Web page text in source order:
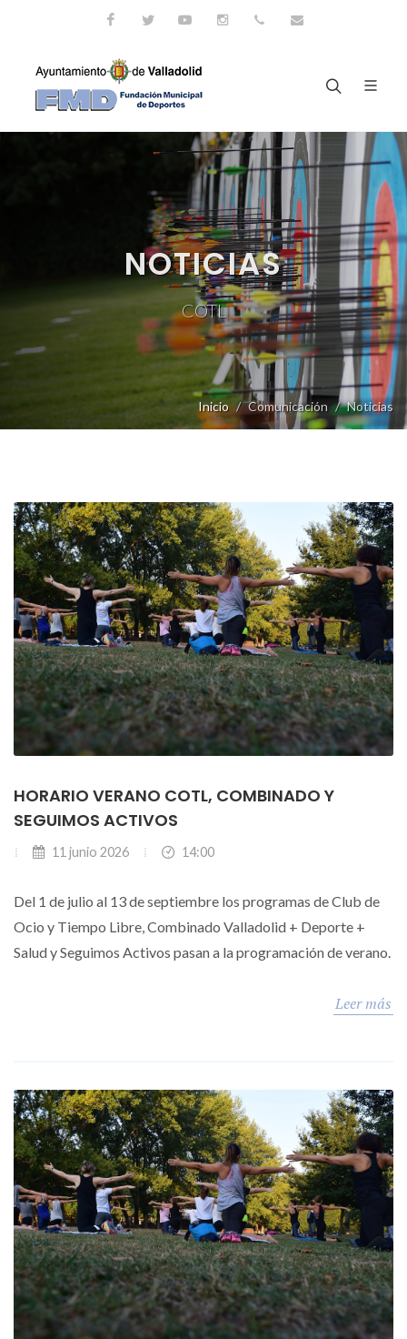
FacebookTwitterYoutubeInstagram983.426.305
NOTICIAS
COTL
Inicio Comunicación Noticias
HORARIO VERANO COTL, COMBINADO Y
SEGUIMOS ACTIVOS
11 junio 2026 14:00
Del 1 de julio al 13 de septiembre los programas de Club de
Ocio y Tiempo Libre, Combinado Valladolid + Deporte +
Salud y Seguimos Activos pasan a la programación de verano.
Leer más